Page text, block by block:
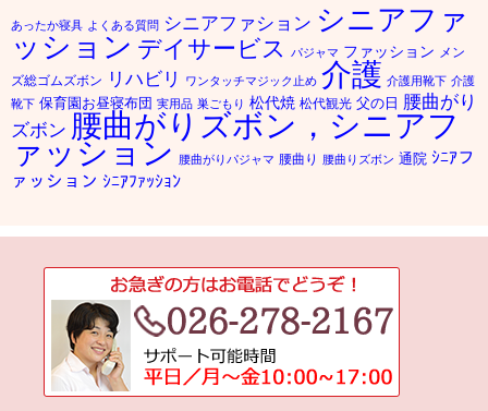
あったか寝具 よくある質問 シニアファション シニアファ
ッション デイサービス パジャマ ファッション メン
ズ総ゴムズボン
リハビリ ワンタッチマジック止め 介護 介護用靴下 介護
靴下 保育園お昼寝布団 実用品 巣ごもり 松代焼 松代観光 父の日 腰曲がり
ズボン 腰曲がりズボン，シニアフ
ァッション 腰曲がりパジャマ 腰曲り 腰曲りズボン 通院 ｼﾆｱフ
ァッション ｼﾆｱﾌｧｯｼｮﾝ